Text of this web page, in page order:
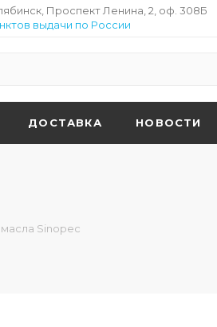
Проспект Ленина, 2, оф. 308Б
выдачи по России
ДОСТАВКА НОВОСТИ
Sinopec